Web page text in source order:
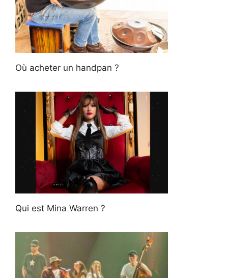
Où acheter un handpan ?
Qui est Mina Warren ?